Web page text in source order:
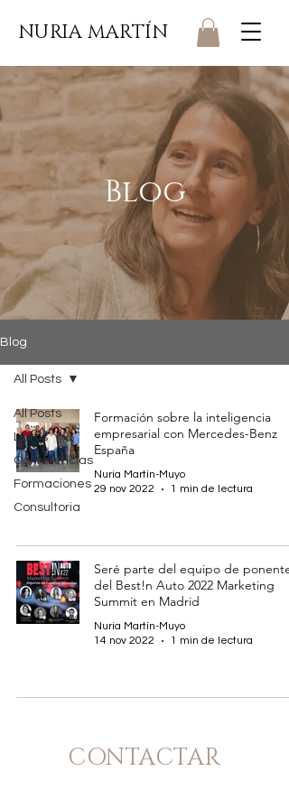
NURIA MARTÍN
Blog
Blog
All Posts
Libros
Conferencias
Formaciones
Consultoria
All Posts
Formación sobre la inteligencia
empresarial con Mercedes-Benz
España
Nuria Martín-Muyo
29 nov 2022
1 min de lectura
Seré parte del equipo de ponentes
del Best!n Auto 2022 Marketing
Summit en Madrid
Nuria Martín-Muyo
14 nov 2022
1 min de lectura
CONTACTAR